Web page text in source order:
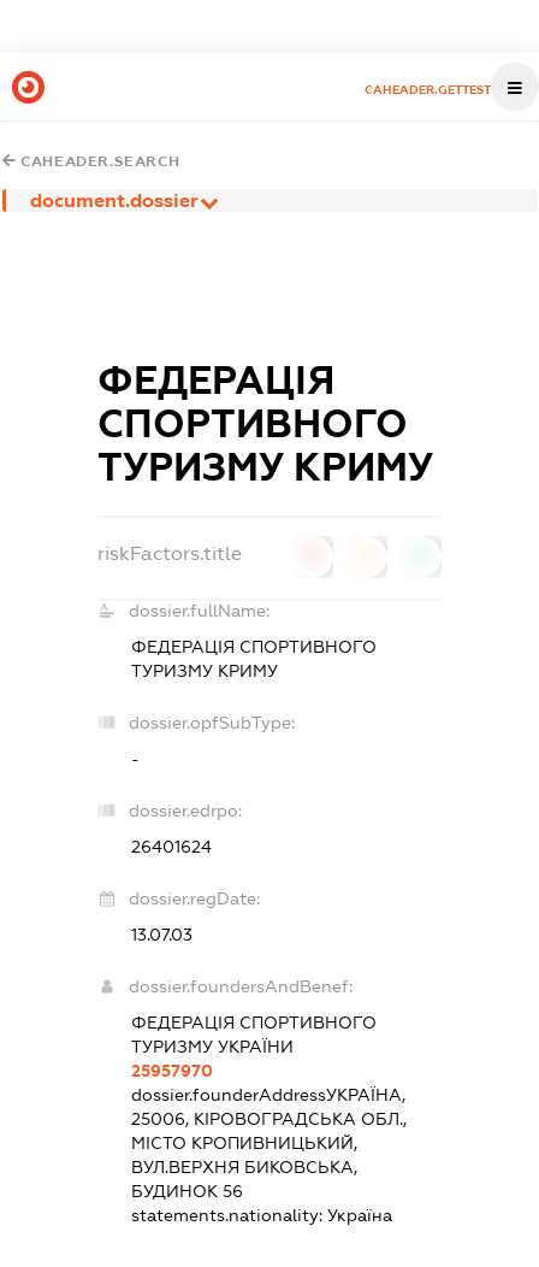
CAHEADER.GETTEST
CAHEADER.SEARCH
document.dossier
ФЕДЕРАЦІЯ
СПОРТИВНОГО
ТУРИЗМУ КРИМУ
riskFactors.title
dossier.fullName:
ФЕДЕРАЦІЯ СПОРТИВНОГО
ТУРИЗМУ КРИМУ
dossier.opfSubType:
-
dossier.edrpo:
26401624
dossier.regDate:
13.07.03
dossier.foundersAndBenef:
ФЕДЕРАЦІЯ СПОРТИВНОГО
ТУРИЗМУ УКРАЇНИ
25957970
dossier.founderAddressУКРАЇНА,
25006, КІРОВОГРАДСЬКА ОБЛ.,
МІСТО КРОПИВНИЦЬКИЙ,
ВУЛ.ВЕРХНЯ БИКОВСЬКА,
БУДИНОК 56
statements.nationality: Україна